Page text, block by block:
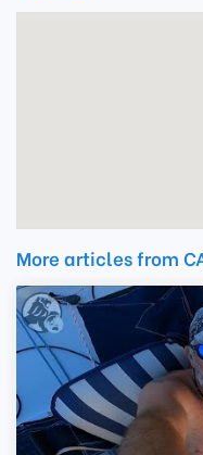
More articles from